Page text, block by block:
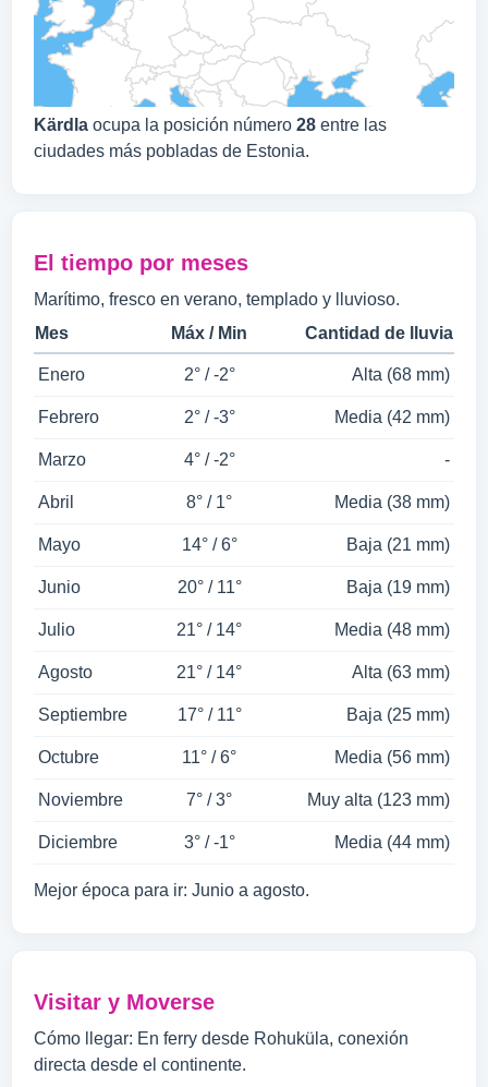
Kärdla ocupa la posición número 28 entre las
ciudades más pobladas de Estonia.
El tiempo por meses
Marítimo, fresco en verano, templado y lluvioso.
Mes
Máx / Min Cantidad de lluvia
Enero 2° / -2° Alta (68 mm)
Febrero 2° / -3° Media (42 mm)
Marzo 4° / -2° -
Abril 8° / 1° Media (38 mm)
Mayo 14° / 6° Baja (21 mm)
Junio 20° / 11° Baja (19 mm)
Julio 21° / 14° Media (48 mm)
Agosto 21° / 14° Alta (63 mm)
Septiembre 17° / 11° Baja (25 mm)
Octubre 11° / 6° Media (56 mm)
Noviembre 7° / 3° Muy alta (123 mm)
Diciembre 3° / -1° Media (44 mm)
Mejor época para ir: Junio a agosto.
Visitar y Moverse
Cómo llegar: En ferry desde Rohuküla, conexión
directa desde el continente.